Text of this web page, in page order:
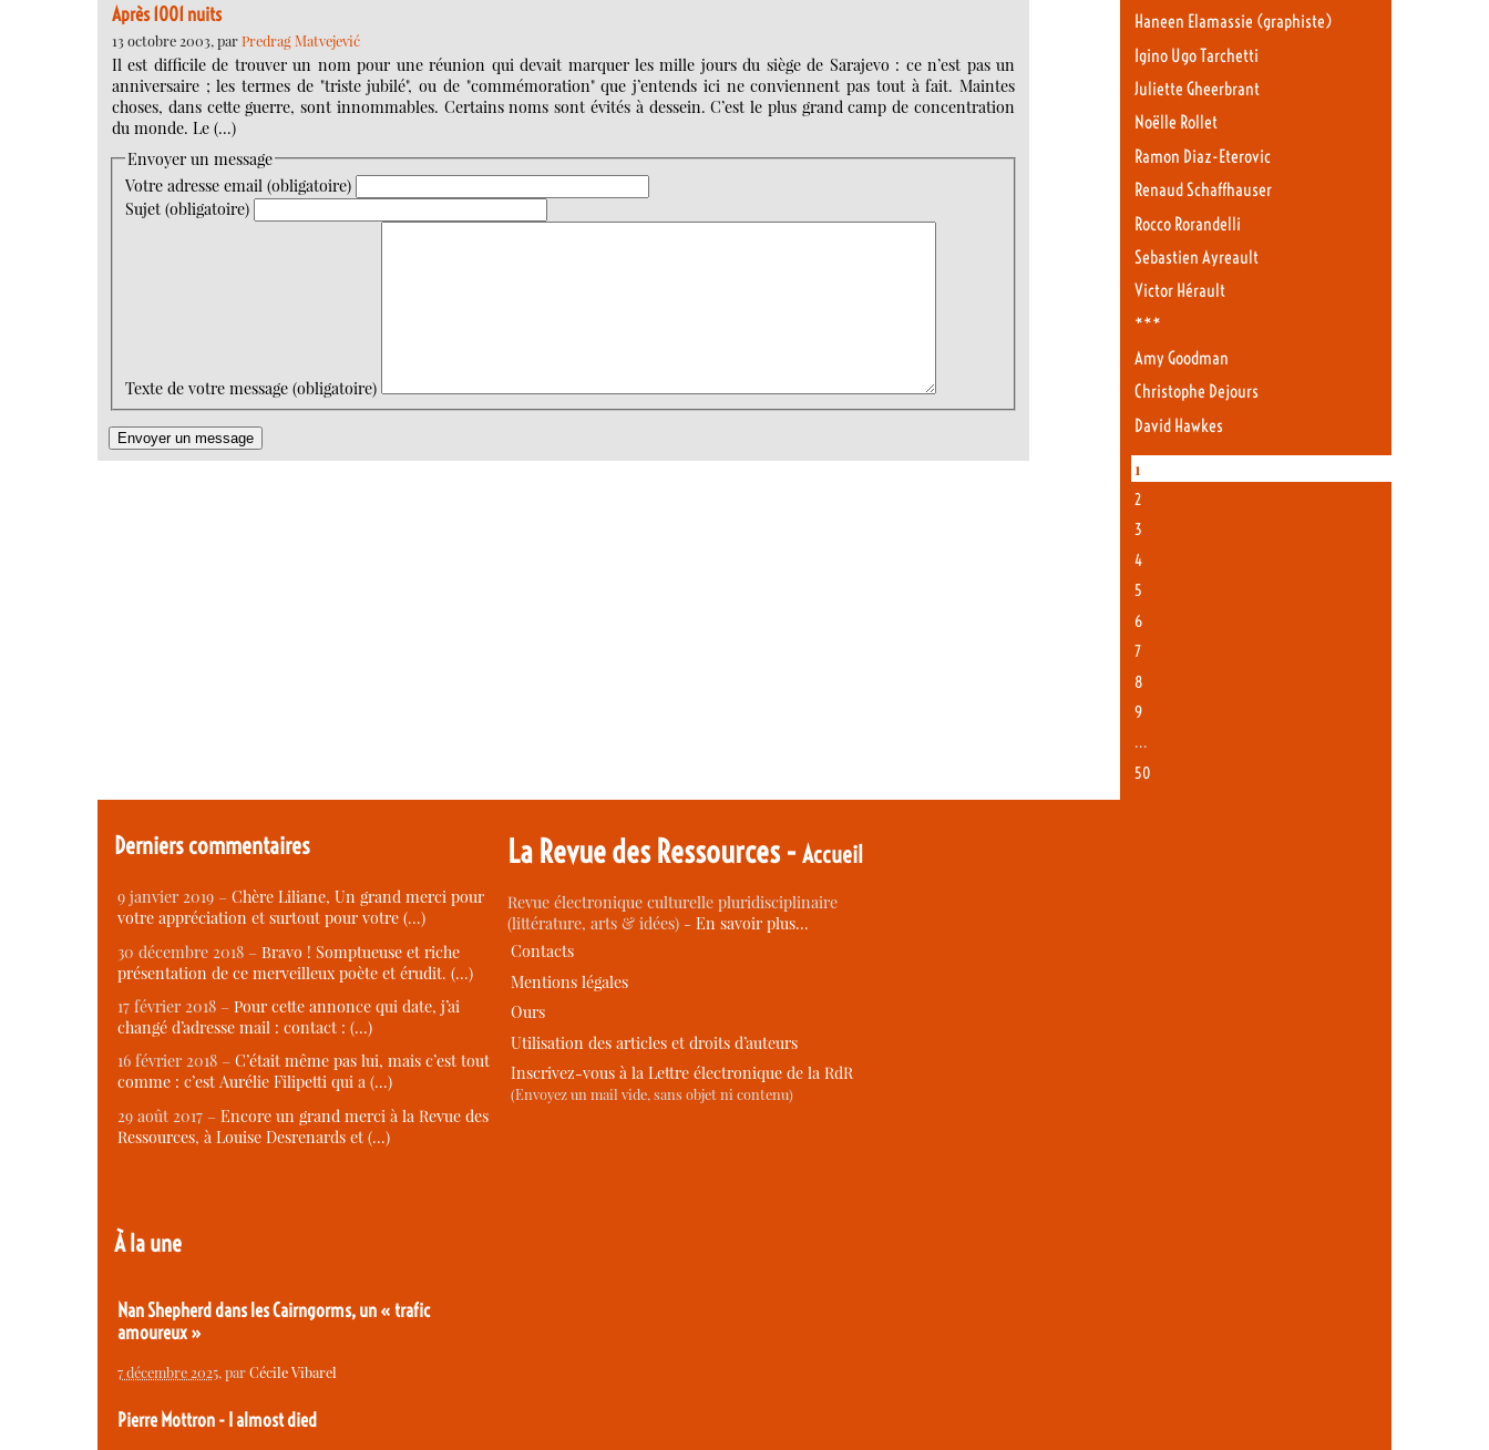
Après 1001 nuits
13 octobre 2003, parPredrag Matvejević
Il est difficile de trouver un nom pour une réunion qui devait marquer les mille jours du siège de Sarajevo : ce n’est pas un
anniversaire ; les termes de "triste jubilé", ou de "commémoration" que j’entends ici ne conviennent pas tout à fait. Maintes
choses, dans cette guerre, sont innommables. Certains noms sont évités à dessein. C’est le plus grand camp de concentration
du monde. Le (…)
Envoyer un message
Votre adresse email (obligatoire)
Sujet (obligatoire)
Texte de votre message (obligatoire)
Haneen Elamassie (graphiste)
Igino Ugo Tarchetti
Juliette Gheerbrant
Noëlle Rollet
Ramon Diaz-Eterovic
Renaud Schaffhauser
Rocco Rorandelli
Sebastien Ayreault
Victor Hérault
***
Amy Goodman
Christophe Dejours
David Hawkes
1
2
3
4
5
6
7
8
9
…
50
Derniers commentaires
9 janvier 2019 – Chère Liliane, Un grand merci pour
votre appréciation et surtout pour votre (…)
30 décembre 2018 – Bravo ! Somptueuse et riche
présentation de ce merveilleux poète et érudit. (…)
17 février 2018 – Pour cette annonce qui date, j’ai
changé d’adresse mail : contact : (…)
16 février 2018 – C’était même pas lui, mais c’est tout
comme : c’est Aurélie Filipetti qui a (…)
29 août 2017 – Encore un grand merci à la Revue des
Ressources, à Louise Desrenards et (…)
À la une
Nan Shepherd dans les Cairngorms, un « trafic
amoureux »
7 décembre 2025, parCécile Vibarel
Pierre Mottron - I almost died
La Revue des Ressources -Accueil
Revue électronique culturelle pluridisciplinaire
(littérature, arts & idées) -En savoir plus…
Contacts
Mentions légales
Ours
Utilisation des articles et droits d’auteurs
Inscrivez-vous à la Lettre électronique de la RdR
(Envoyez un mail vide, sans objet ni contenu)